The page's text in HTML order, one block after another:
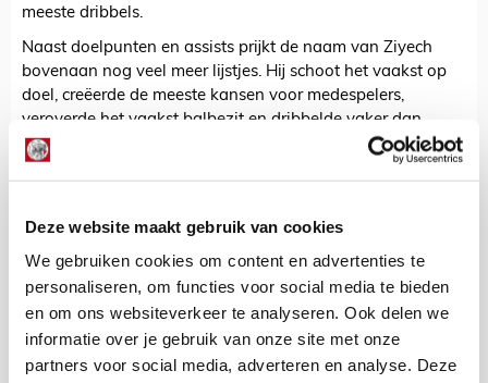
Deze website maakt gebruik van cookies
We gebruiken cookies om content en advertenties te
personaliseren, om functies voor social media te bieden
en om ons websiteverkeer te analyseren. Ook delen we
informatie over je gebruik van onze site met onze
partners voor social media, adverteren en analyse. Deze
meeste dribbels.
Naast doelpunten en assists prijkt de naam van Ziyech
bovenaan nog veel meer lijstjes. Hij schoot het vaakst op
doel, creëerde de meeste kansen voor medespelers,
veroverde het vaakst balbezit en dribbelde vaker dan
iedere andere veldspeler in de eredivisie van dit seizoen.
Het bewijs in de vorm van een tabel staat hierboven.
Jahanbakhsh 777
Dumfries 666
662